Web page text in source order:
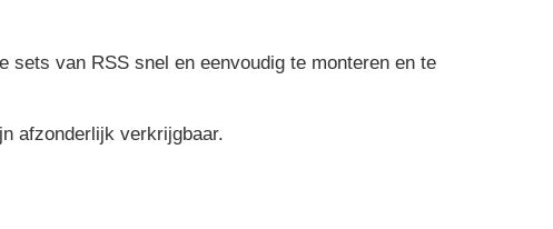
van RSS snel en eenvoudig te monteren en te
afzonderlijk verkrijgbaar.